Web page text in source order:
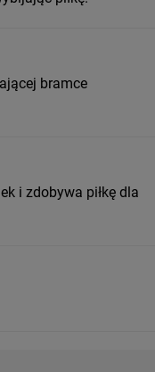
bramce
i zdobywa piłkę dla